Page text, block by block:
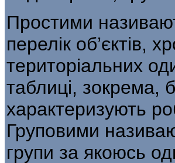
Простими
перелік об’єктів,
територіальних
таблиці, зокрема,
характеризують
Груповими
групи за якоюсь